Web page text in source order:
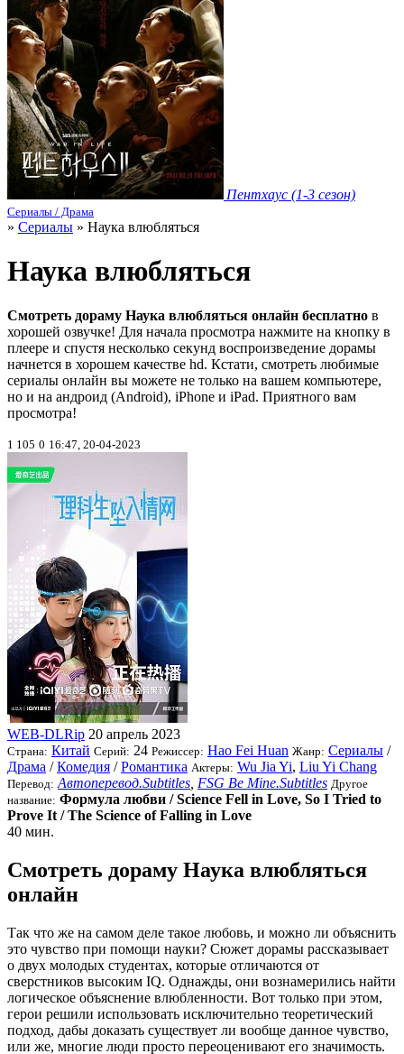
Пентхаус (1-3 сезон)
Сериалы / Драма
» Сериалы » Наука влюбляться
Наука влюбляться
Смотреть дораму Наука влюбляться онлайн бесплатно в
хорошей озвучке! Для начала просмотра нажмите на кнопку в
плеере и спустя несколько секунд воспроизведение дорамы
начнется в хорошем качестве hd. Кстати, смотреть любимые
сериалы онлайн вы можете не только на вашем компьютере,
но и на андроид (Android), iPhone и iPad. Приятного вам
просмотра!
1 105 0 16:47, 20-04-2023
WEB-DLRip 20 апрель 2023
Страна: Китай Серий: 24 Режиссер: Hao Fei Huan Жанр: Сериалы /
Драма /Комедия /Романтика Актеры: Wu Jia Yi, Liu Yi Chang
Перевод: Автоперевод.Subtitles FSG Be Mine.Subtitles Другое
название: Формула любви / Science Fell in Love, So I Tried to
Prove It / The Science of Falling in Love
40 мин.
Смотреть дораму Наука влюбляться
онлайн
Так что же на самом деле такое любовь, и можно ли объяснить
это чувство при помощи науки? Сюжет дорамы рассказывает
о двух молодых студентах, которые отличаются от
сверстников высоким IQ. Однажды, они вознамерились найти
логическое объяснение влюбленности. Вот только при этом,
герои решили использовать исключительно теоретический
подход, дабы доказать существует ли вообще данное чувство,
или же, многие люди просто переоценивают его значимость.